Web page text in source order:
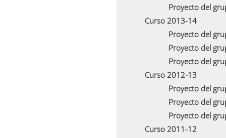
Proyecto del
Curso 2013-14
Proyecto del
Proyecto del
Proyecto del
Curso 2012-13
Proyecto del
Proyecto del
Proyecto del
Curso 2011-12